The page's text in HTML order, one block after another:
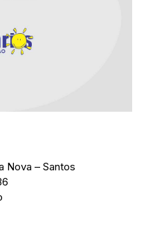
Nova – Santos